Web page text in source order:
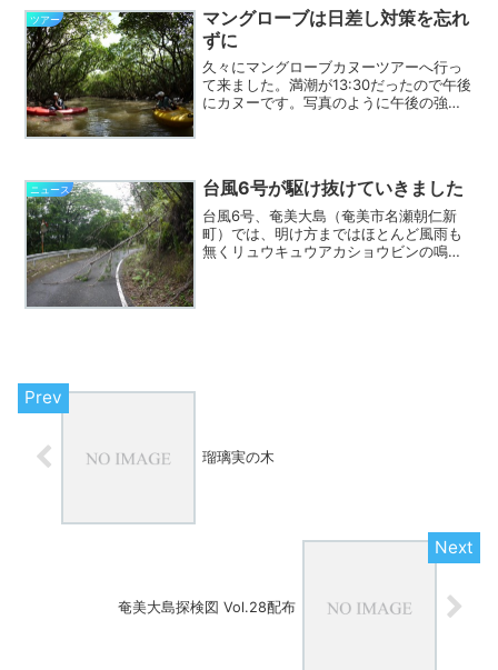
ツアー
マングローブは日差し対策を忘れ
ずに
久々にマングローブカヌーツアーへ行っ
て来ました。満潮が13:30だったので午後
にカヌーです。写真のように午後の強い
ニュース 台風6号が駆け抜けていきました
台風6号、奄美大島（奄美市名瀬朝仁新
町）では、明け方まではほとんど風雨も
無くリュウキュウアカショウビンの鳴き
瑠璃実の木
奄美大島探検図 Vol.28配布